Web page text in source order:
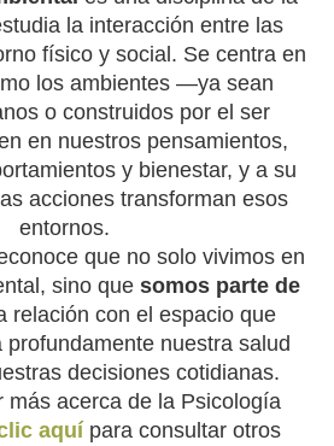
la interacción entre las
físico y social. Se centra en
los ambientes —ya sean
o construidos por el ser
en nuestros pensamientos,
y bienestar, y a su
acciones transforman esos
entornos.
que no solo vivimos en
sino que somos parte de
relación con el espacio que
profundamente nuestra salud
decisiones cotidianas.
más acerca de la Psicología
aquí para consultar otros